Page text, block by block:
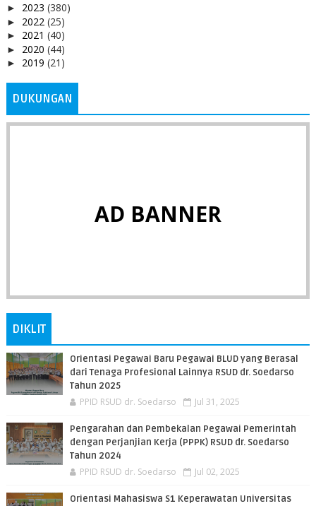
► 2023 (380)
► 2022 (25)
► 2021 (40)
► 2020 (44)
► 2019 (21)
DUKUNGAN
AD BANNER
DIKLIT
Orientasi Pegawai Baru Pegawai BLUD yang Berasal
dari Tenaga Profesional Lainnya RSUD dr. Soedarso
Tahun 2025
PPID RSUD dr. Soedarso Jul 31, 2025
Pengarahan dan Pembekalan Pegawai Pemerintah
dengan Perjanjian Kerja (PPPK) RSUD dr. Soedarso
Tahun 2024
PPID RSUD dr. Soedarso Jul 02, 2025
Orientasi Mahasiswa S1 Keperawatan Universitas